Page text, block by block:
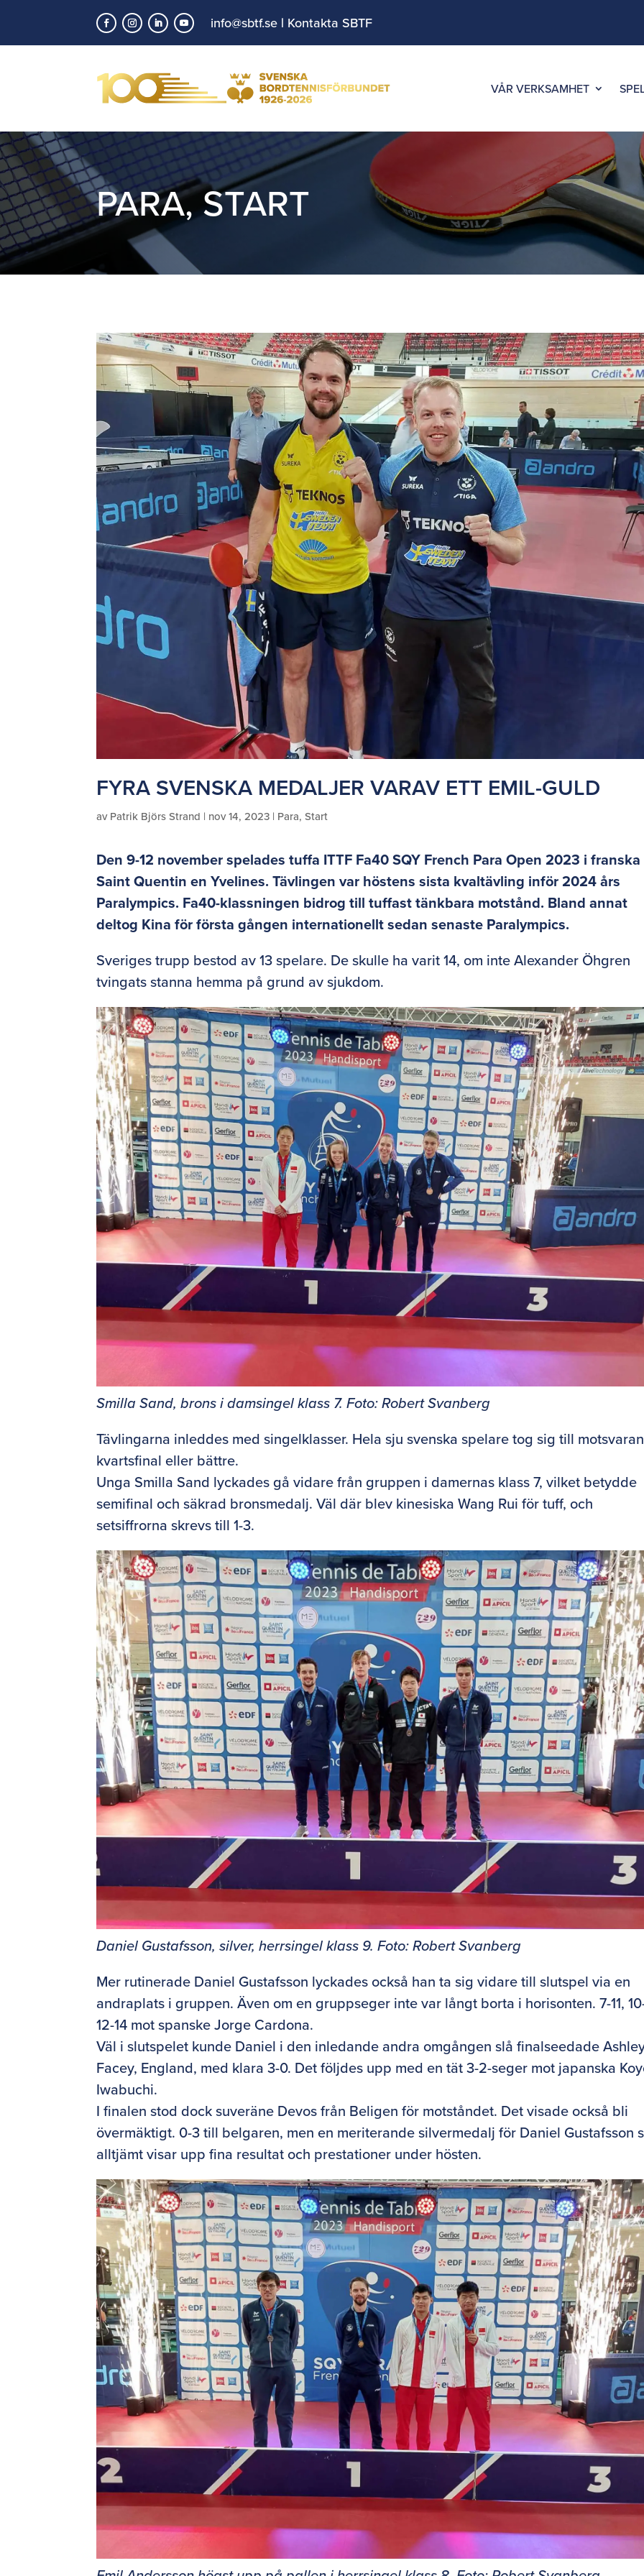
info@sbtf.se | Kontakta SBTF
VÅR VERKSAMHET
PARA,START
FYRA SVENSKA MEDALJER VARAV ETT EMIL-GULD
avPatrik Björs Strand | nov 14, 2023 | Para,Start
Den 9-12 november spelades tuffa ITTF Fa40 SQY French Para Open 2023 i franska
Saint Quentin en Yvelines. Tävlingen var höstens sista kvaltävling inför 2024 års
Paralympics. Fa40-klassningen bidrog till tuffast tänkbara motstånd. Bland annat
deltog Kina för första gången internationellt sedan senaste Paralympics.
Sveriges trupp bestod av 13 spelare. De skulle ha varit 14, om inte Alexander Öhgren
tvingats stanna hemma på grund av sjukdom.
Smilla Sand, brons i damsingel klass 7. Foto: Robert Svanberg
Tävlingarna inleddes med singelklasser. Hela sju svenska spelare tog sig till
kvartsfinal eller bättre.
Unga Smilla Sand lyckades gå vidare från gruppen i damernas klass 7, vilket betydde
semifinal och säkrad bronsmedalj. Väl där blev kinesiska Wang Rui för tuff, och
setsiffrorna skrevs till 1-3.
Daniel Gustafsson, silver, herrsingel klass 9. Foto: Robert Svanberg
Mer rutinerade Daniel Gustafsson lyckades också han ta sig vidare till slutspel via en
andraplats i gruppen. Även om en gruppseger inte var långt borta i horisonten. 7-11,
12-14 mot spanske Jorge Cardona.
Väl i slutspelet kunde Daniel i den inledande andra omgången slå finalseedade
Facey, England, med klara 3-0. Det följdes upp med en tät 3-2-seger mot japanska
Iwabuchi.
I finalen stod dock suveräne Devos från Beligen för motståndet. Det visade också bli
övermäktigt. 0-3 till belgaren, men en meriterande silvermedalj för Daniel Gustafsson
alltjämt visar upp fina resultat och prestationer under hösten.